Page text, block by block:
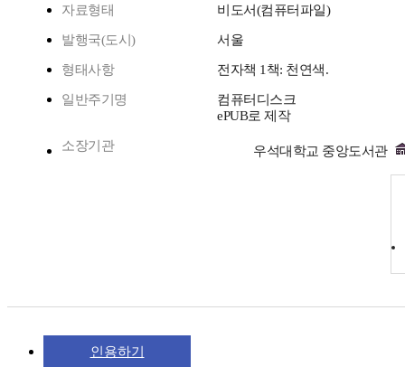
자료형태 비도서(컴퓨터파일)
발행국(도시) 서울
형태사항 전자책 1책: 천연색.
일반주기명
컴퓨터디스크
ePUB로 제작
소장기관 우석대학교 중앙도서관
인용하기